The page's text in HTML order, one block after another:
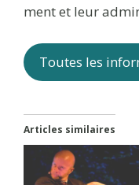
ment et leur
Toutes les
Articles similaires